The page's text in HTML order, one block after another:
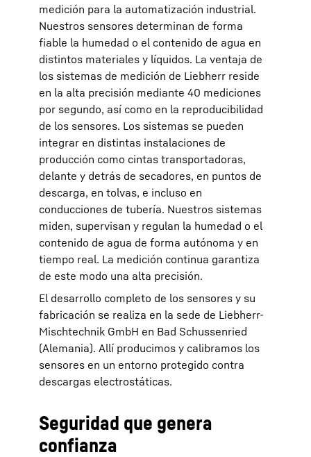
medición para la automatización industrial.
Nuestros sensores determinan de forma
fiable la humedad o el contenido de agua en
distintos materiales y líquidos. La ventaja de
los sistemas de medición de Liebherr reside
en la alta precisión mediante 40 mediciones
por segundo, así como en la reproducibilidad
de los sensores. Los sistemas se pueden
integrar en distintas instalaciones de
producción como cintas transportadoras,
delante y detrás de secadores, en puntos de
descarga, en tolvas, e incluso en
conducciones de tubería. Nuestros sistemas
miden, supervisan y regulan la humedad o el
contenido de agua de forma autónoma y en
tiempo real. La medición continua garantiza
de este modo una alta precisión.
El desarrollo completo de los sensores y su
fabricación se realiza en la sede de Liebherr-
Mischtechnik GmbH en Bad Schussenried
(Alemania). Allí producimos y calibramos los
sensores en un entorno protegido contra
descargas electrostáticas.
Seguridad que genera
confianza